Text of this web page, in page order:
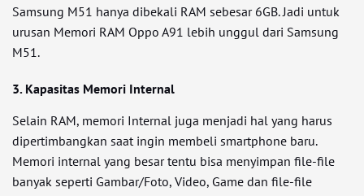
Samsung M51 hanya dibekali RAM sebesar 6GB. Jadi untuk
urusan Memori RAM Oppo A91 lebih unggul dari Samsung
M51.
3. Kapasitas Memori Internal
Selain RAM, memori Internal juga menjadi hal yang harus
dipertimbangkan saat ingin membeli smartphone baru.
Memori internal yang besar tentu bisa menyimpan file-file
banyak seperti Gambar/Foto, Video, Game dan file-file